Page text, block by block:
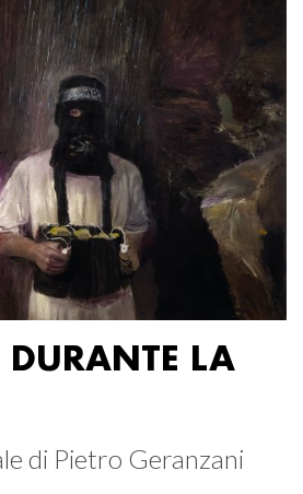
DURANTE LA
di Pietro Geranzani